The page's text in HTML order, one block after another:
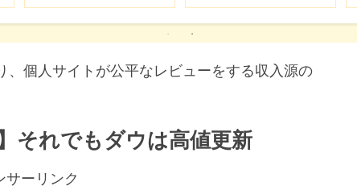
個人サイトが公平なレビューをする収入源の
それでもダウは高値更新
サーリンク